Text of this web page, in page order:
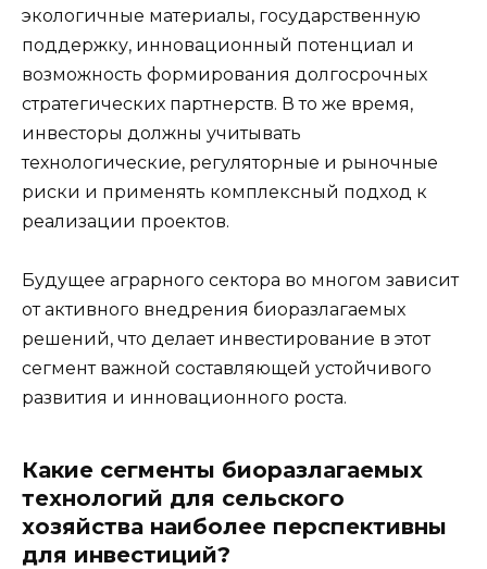
экологичные материалы, государственную
поддержку, инновационный потенциал и
возможность формирования долгосрочных
стратегических партнерств. В то же время,
инвесторы должны учитывать
технологические, регуляторные и рыночные
риски и применять комплексный подход к
реализации проектов.
Будущее аграрного сектора во многом зависит
от активного внедрения биоразлагаемых
решений, что делает инвестирование в этот
сегмент важной составляющей устойчивого
развития и инновационного роста.
Какие сегменты биоразлагаемых
технологий для сельского
хозяйства наиболее перспективны
для инвестиций?